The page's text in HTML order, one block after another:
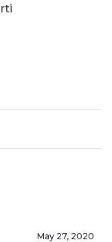
May 27, 2020